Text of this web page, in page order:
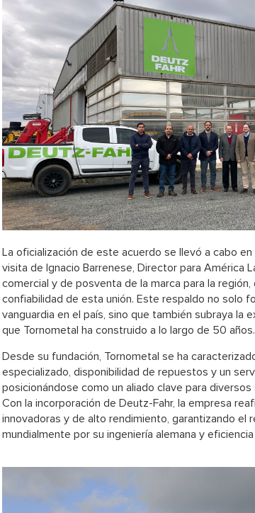
La oficialización de este acuerdo se llevó a cabo
visita de Ignacio Barrenese, Director para América
comercial y de posventa de la marca para la
confiabilidad de esta unión. Este respaldo no solo
vanguardia en el país, sino que también subraya la
que Tornometal ha construido a lo largo de 50 años.
Desde su fundación, Tornometal se ha
especializado, disponibilidad de repuestos y un
posicionándose como un aliado clave para
Con la incorporación de Deutz-Fahr, la empresa
innovadoras y de alto rendimiento, garantizando el
mundialmente por su ingeniería alemana y